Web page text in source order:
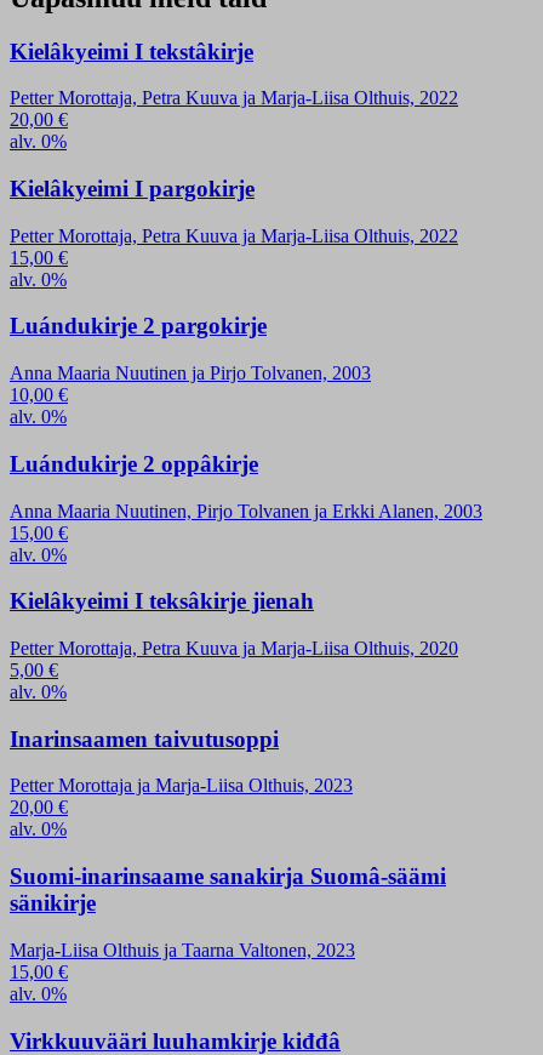
Kielâkyeimi I tekstâkirje
Petter Morottaja, Petra Kuuva ja Marja-Liisa Olthuis, 2022
20,00 €
alv. 0%
Kielâkyeimi I pargokirje
Petter Morottaja, Petra Kuuva ja Marja-Liisa Olthuis, 2022
15,00 €
alv. 0%
Luándukirje 2 pargokirje
Anna Maaria Nuutinen ja Pirjo Tolvanen, 2003
10,00 €
alv. 0%
Luándukirje 2 oppâkirje
Anna Maaria Nuutinen, Pirjo Tolvanen ja Erkki Alanen, 2003
15,00 €
alv. 0%
Kielâkyeimi I teksâkirje jienah
Petter Morottaja, Petra Kuuva ja Marja-Liisa Olthuis, 2020
5,00 €
alv. 0%
Inarinsaamen taivutusoppi
Petter Morottaja ja Marja-Liisa Olthuis, 2023
20,00 €
alv. 0%
Suomi-inarinsaame sanakirja Suomâ-säämi
sänikirje
Marja-Liisa Olthuis ja Taarna Valtonen, 2023
15,00 €
alv. 0%
Virkkuuvääri luuhamkirje kiđđâ